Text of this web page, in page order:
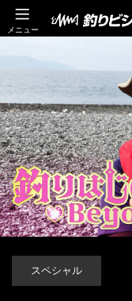
メニュー
スペシャル